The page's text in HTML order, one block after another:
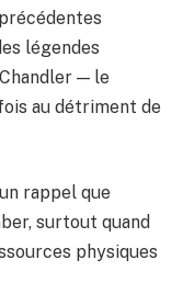
légendes
— le
au détriment de
rappel que
surtout quand
physiques